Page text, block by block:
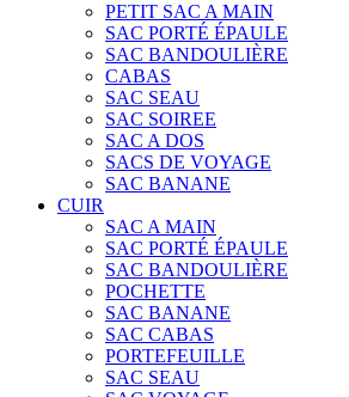
PETIT SAC A MAIN
SAC PORTÉ ÉPAULE
SAC BANDOULIÈRE
CABAS
SAC SEAU
SAC SOIREE
SAC A DOS
SACS DE VOYAGE
SAC BANANE
CUIR
SAC A MAIN
SAC PORTÉ ÉPAULE
SAC BANDOULIÈRE
POCHETTE
SAC BANANE
SAC CABAS
PORTEFEUILLE
SAC SEAU